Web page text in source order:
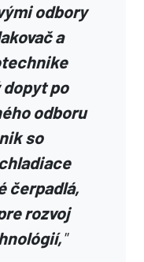
odbory
a
po
odboru
so
čerpadlá,
rozvoj
"